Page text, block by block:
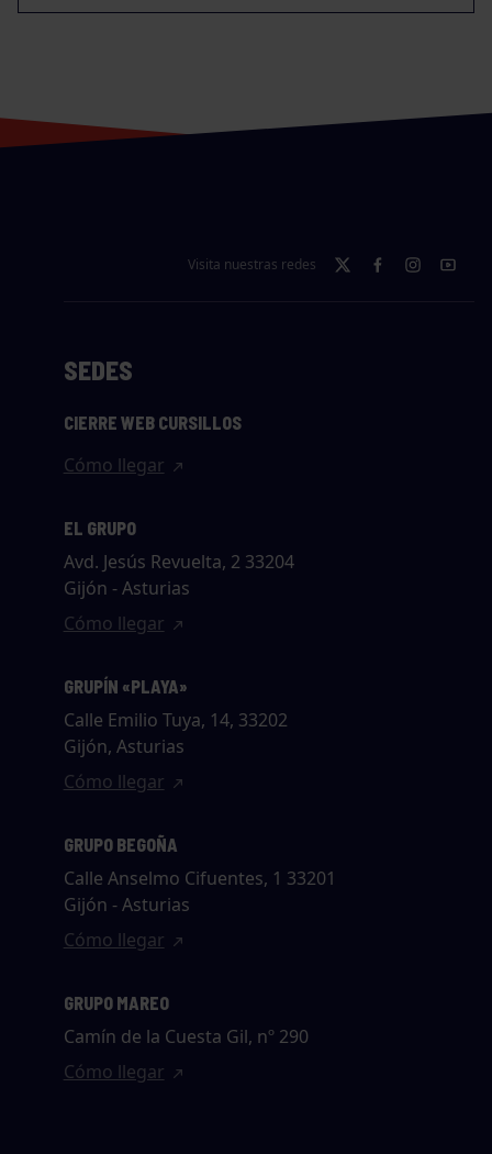
Visita nuestras redes
SEDES
CIERRE WEB CURSILLOS
Cómo llegar
EL GRUPO
Avd. Jesús Revuelta, 2 33204
Gijón - Asturias
Cómo llegar
GRUPÍN «PLAYA»
Calle Emilio Tuya, 14, 33202
Gijón, Asturias
Cómo llegar
GRUPO BEGOÑA
Calle Anselmo Cifuentes, 1 33201
Gijón - Asturias
Cómo llegar
GRUPO MAREO
Camín de la Cuesta Gil, nº 290
Cómo llegar